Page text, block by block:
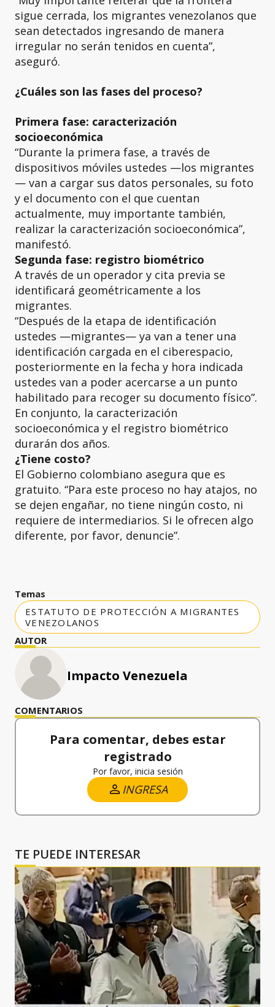
sigue cerrada, los migrantes venezolanos que
sean detectados ingresando de manera
irregular no serán tenidos en cuenta”,
aseguró.
¿Cuáles son las fases del proceso?
Primera fase: caracterización
socioeconómica
“Durante la primera fase, a través de
dispositivos móviles ustedes —los migrantes
— van a cargar sus datos personales, su foto
y el documento con el que cuentan
actualmente, muy importante también,
realizar la caracterización socioeconómica”,
manifestó.
Segunda fase: registro biométrico
A través de un operador y cita previa se
identificará geométricamente a los
migrantes.
“Después de la etapa de identificación
ustedes —migrantes— ya van a tener una
identificación cargada en el ciberespacio,
posteriormente en la fecha y hora indicada
ustedes van a poder acercarse a un punto
habilitado para recoger su documento físico”.
En conjunto, la caracterización
socioeconómica y el registro biométrico
durarán dos años.
¿Tiene costo?
El Gobierno colombiano asegura que es
gratuito. “Para este proceso no hay atajos, no
se dejen engañar, no tiene ningún costo, ni
requiere de intermediarios. Si le ofrecen algo
diferente, por favor, denuncie”.
Temas
ESTATUTO DE PROTECCIÓN A MIGRANTES
VENEZOLANOS
AUTOR
Impacto Venezuela
COMENTARIOS
Para comentar, debes estar
registrado
Por favor, inicia sesión
INGRESA
TE PUEDE INTERESAR